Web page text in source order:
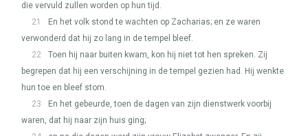
die vervuld zullen worden op hun tijd.
21
En het volk stond te wachten op Zacharias; en ze waren
verwonderd dat hij zo lang in de tempel bleef.
22
Toen hij naar buiten kwam, kon hij niet tot hen spreken. Zij
begrepen dat hij een verschijning in de tempel gezien had. Hij wenkte
hun toe en bleef stom.
23
En het gebeurde, toen de dagen van zijn dienstwerk voorbij
waren, dat hij naar zijn huis ging;